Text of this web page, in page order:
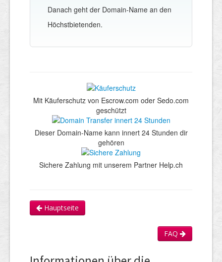
Danach geht der Domain-Name an den
Höchstbietenden.
Mit Käuferschutz von Escrow.com oder Sedo.com
geschützt
Dieser Domain-Name kann innert 24 Stunden dir
gehören
Sichere Zahlung mit unserem Partner Help.ch
Hauptseite
FAQ